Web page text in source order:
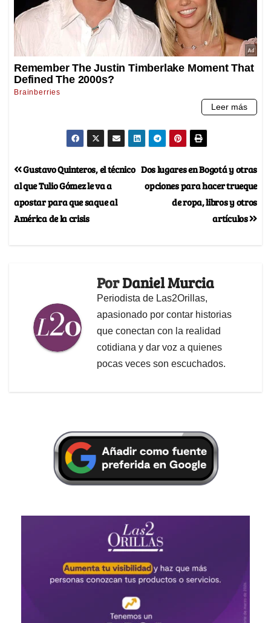
Dos lugares en Bogotá y otras
opciones para hacer trueque
de ropa, libros y otros
artículos
Gustavo Quinteros, el técnico
al que Tulio Gómez le va a
apostar para que saque al
América de la crisis
PorDaniel Murcia
Periodista de Las2Orillas,
apasionado por contar historias
que conectan con la realidad
cotidiana y dar voz a quienes
pocas veces son escuchados.